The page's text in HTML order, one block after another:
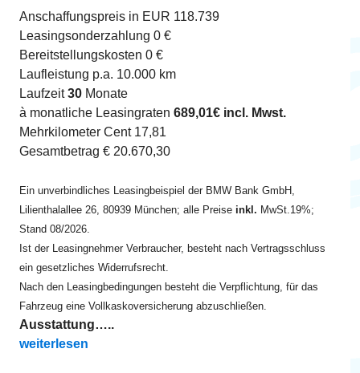
Anschaffungspreis in EUR 118.739
Leasingsonderzahlung 0 €
Bereitstellungskosten 0 €
Laufleistung p.a. 10.000 km
Laufzeit30 Monate
à monatliche Leasingraten 689,01€ incl. Mwst.
Mehrkilometer Cent 17,81
Gesamtbetrag € 20.670,30
Ein unverbindliches Leasingbeispiel der BMW Bank GmbH,
Lilienthalallee 26, 80939 München; alle Preise inkl. MwSt.19%;
Stand 08/2026.
Ist der Leasingnehmer Verbraucher, besteht nach Vertragsschluss
ein gesetzliches Widerrufsrecht.
Nach den Leasingbedingungen besteht die Verpflichtung, für das
Fahrzeug eine Vollkaskoversicherung abzuschließen.
Ausstattung…..
„X4 M Competition ab EUR 690“
weiterlesen